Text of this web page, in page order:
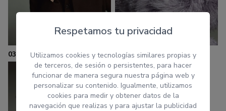
03
Respetamos tu privacidad
Utilizamos cookies y tecnologías similares propias y
de terceros, de sesión o persistentes, para hacer
funcionar de manera segura nuestra página web y
personalizar su contenido. Igualmente, utilizamos
cookies para medir y obtener datos de la
navegación que realizas y para ajustar la publicidad